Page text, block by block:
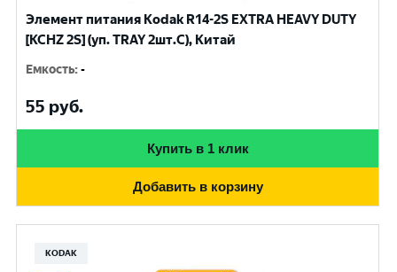
Элемент питания Kodak R14-2S EXTRA HEAVY DUTY
[KCHZ 2S] (уп. TRAY 2шт.C), Китай
Емкость:-
55 руб.
Купить в 1 клик
Добавить в корзину
KODAK